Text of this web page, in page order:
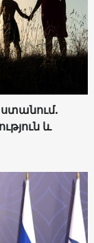
և